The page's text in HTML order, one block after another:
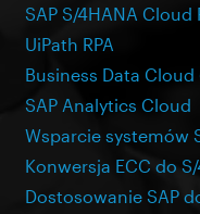
SAP S/4HANA Cloud
UiPath RPA
Business Data Cloud
SAP Analytics Cloud
Wsparcie systemów
Konwersja ECC do
Dostosowanie SAP